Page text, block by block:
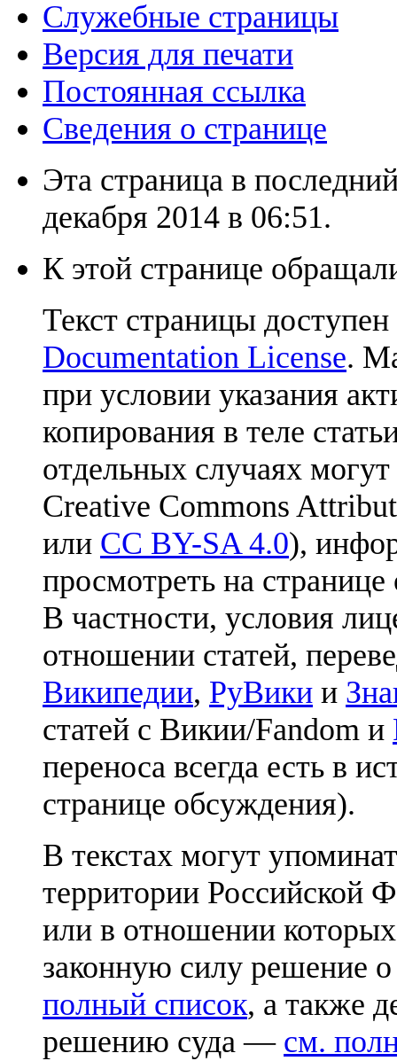
Служебные страницы
Версия для печати
Постоянная ссылка
Сведения о странице
Эта страница в
декабря 2014 в 06:51.
К этой странице
Текст страницы
Documentation License.
при условии указания
копирования в теле
отдельных случаях
Creative Commons
или CC BY-SA 4.0),
просмотреть на
В частности, условия
отношении статей,
Википедии, РуВики и
статей с Викии/Fandom и
переноса всегда есть в
странице обсуждения).
В текстах могут
территории Российской
или в отношении
законную силу решение
полный список, а также
решению суда — см.